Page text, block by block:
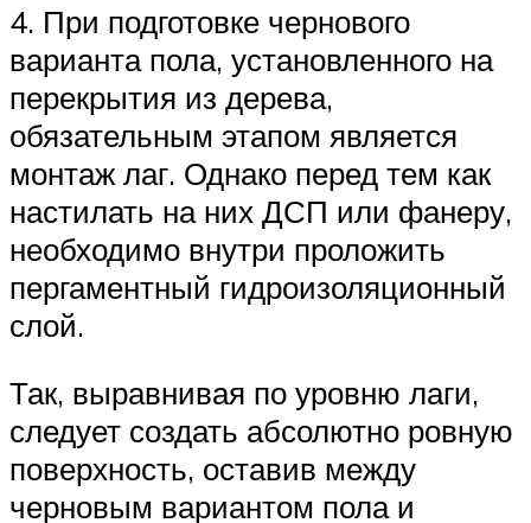
4. При подготовке чернового
варианта пола, установленного на
перекрытия из дерева,
обязательным этапом является
монтаж лаг. Однако перед тем как
настилать на них ДСП или фанеру,
необходимо внутри проложить
пергаментный гидроизоляционный
слой.
Так, выравнивая по уровню лаги,
следует создать абсолютно ровную
поверхность, оставив между
черновым вариантом пола и